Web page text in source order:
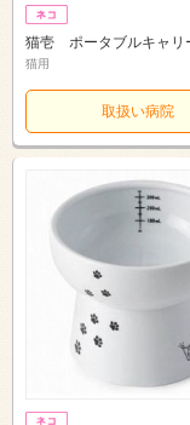
猫壱 ポータブルキャリ
猫用
取扱い病院